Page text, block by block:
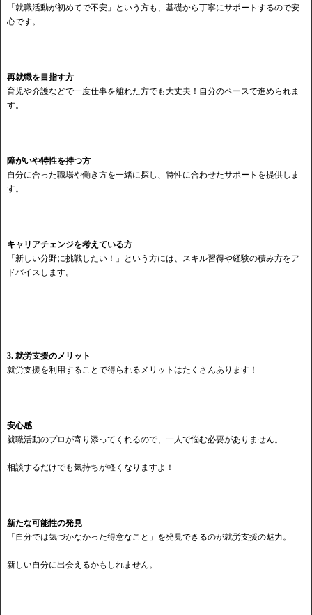
「就職活動が初めてで不安」という方も、基礎から丁寧にサポートするので安
心です。
再就職を目指す方
育児や介護などで一度仕事を離れた方でも大丈夫！自分のペースで進められま
す。
障がいや特性を持つ方
自分に合った職場や働き方を一緒に探し、特性に合わせたサポートを提供しま
す。
キャリアチェンジを考えている方
「新しい分野に挑戦したい！」という方には、スキル習得や経験の積み方をア
ドバイスします。
3. 就労支援のメリット
就労支援を利用することで得られるメリットはたくさんあります！
安心感
就職活動のプロが寄り添ってくれるので、一人で悩む必要がありません。
相談するだけでも気持ちが軽くなりますよ！
新たな可能性の発見
「自分では気づかなかった得意なこと」を発見できるのが就労支援の魅力。
新しい自分に出会えるかもしれません。